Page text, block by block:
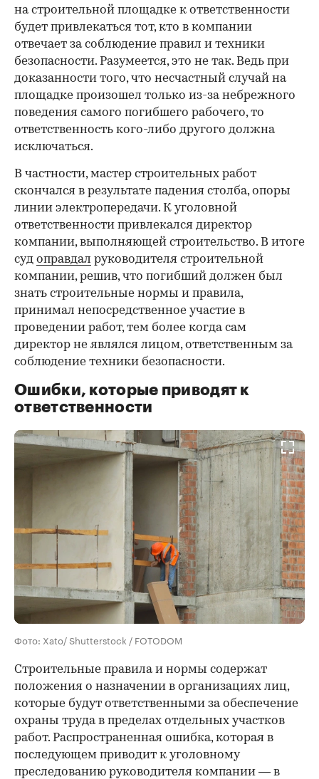
на строительной площадке к ответственности
будет привлекаться тот, кто в компании
отвечает за соблюдение правил и техники
безопасности. Разумеется, это не так. Ведь при
доказанности того, что несчастный случай на
площадке произошел только из-за небрежного
поведения самого погибшего рабочего, то
ответственность кого-либо другого должна
исключаться.
В частности, мастер строительных работ
скончался в результате падения столба, опоры
линии электропередачи. К уголовной
ответственности привлекался директор
компании, выполняющей строительство. В итоге
суд оправдал руководителя строительной
компании, решив, что погибший должен был
знать строительные нормы и правила,
принимал непосредственное участие в
проведении работ, тем более когда сам
директор не являлся лицом, ответственным за
соблюдение техники безопасности.
Ошибки, которые приводят к
ответственности
Фото: Xato/ Shutterstock / FOTODOM
Строительные правила и нормы содержат
положения о назначении в организациях лиц,
которые будут ответственными за обеспечение
охраны труда в пределах отдельных участков
работ. Распространенная ошибка, которая в
последующем приводит к уголовному
преследованию руководителя компании — в